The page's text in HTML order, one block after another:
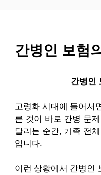
간병인 보험
간병인
고령화 시대에 들어서
른 것이 바로 간병 문
달리는 순간, 가족 전
입니다.
이런 상황에서 간병인